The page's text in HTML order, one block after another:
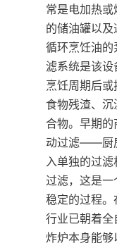
常是电加热
的储油罐以
循环烹饪油的
滤系统是该
烹饪周期后
食物残渣、
合物。早期
动过滤——厨
入单独的过
过滤，这是一
稳定的过程。
行业已朝着全
炸炉本身能